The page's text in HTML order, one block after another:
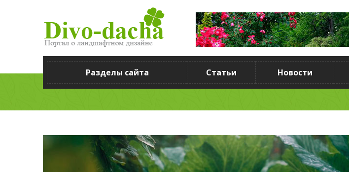
Разделы сайта Статьи Новости